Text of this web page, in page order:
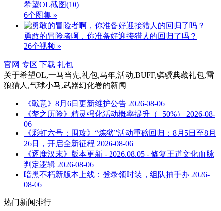
希望OL截图(10)
6个图集 »
勇敢的冒险者啊，你准备好迎接猎人的回归了吗？
26个视频 »
官网 专区 下载 礼包
关于希望OL,一马当先,礼包,马年,活动,BUFF,骐骥典藏礼包,雷
狼猎人,气球小马,武器幻化卷的新闻
《戰意》8月6日更新维护公告 2026-08-06
《梦之历险》精灵强化活动概率提升（+50%）
2026-08-
06
《彩虹六号：围攻》“炼狱”活动重磅回归：8月5日至8月
26日，开启全新征程 2026-08-06
《逐鹿汉末》版本更新 - 2026.08.05 - 修复王道文化血脉
判定逻辑 2026-08-06
暗黑不朽新版本上线：登录领时装，组队抽手办 2026-
08-06
热门新闻排行